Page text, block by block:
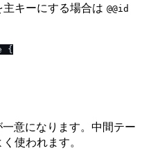
キーにする場合は @@id
{
意になります。中間テー
使われます。